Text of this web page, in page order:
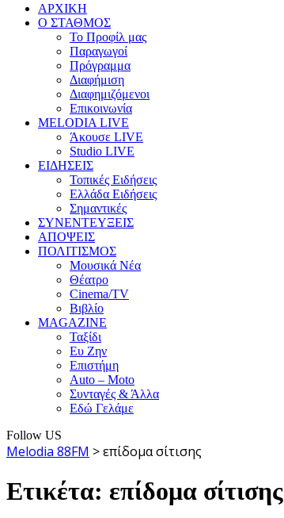
ΑΡΧΙΚΗ
Ο ΣΤΑΘΜΟΣ
Το Προφίλ μας
Παραγωγοί
Πρόγραμμα
Διαφήμιση
Διαφημιζόμενοι
Επικοινωνία
MELODIA LIVE
Άκουσε LIVE
Studio LIVE
ΕΙΔΗΣΕΙΣ
Τοπικές Ειδήσεις
Ελλάδα Ειδήσεις
Σημαντικές
ΣΥΝΕΝΤΕΥΞΕΙΣ
ΑΠΟΨΕΙΣ
ΠΟΛΙΤΙΣΜΟΣ
Μουσικά Νέα
Θέατρο
Cinema/TV
Βιβλίο
MAGAZINE
Ταξίδι
Ευ Ζην
Επιστήμη
Auto – Moto
Συνταγές & Άλλα
Εδώ Γελάμε
Follow US
Melodia 88FM >επίδομα σίτισης
Ετικέτα: επίδομα σίτισης